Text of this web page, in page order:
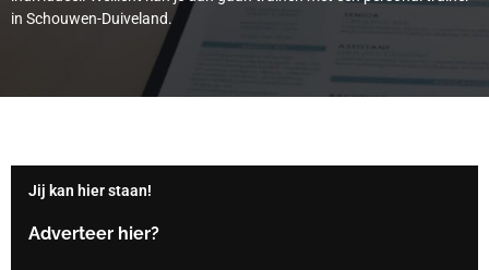
in Schouwen-Duiveland.
Jij kan hier staan!
Adverteer hier?